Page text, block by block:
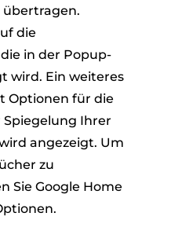
übertragen.
die
in der Popup-
wird. Ein weiteres
Optionen für die
Ihrer
angezeigt. Um
zu
Sie Google Home